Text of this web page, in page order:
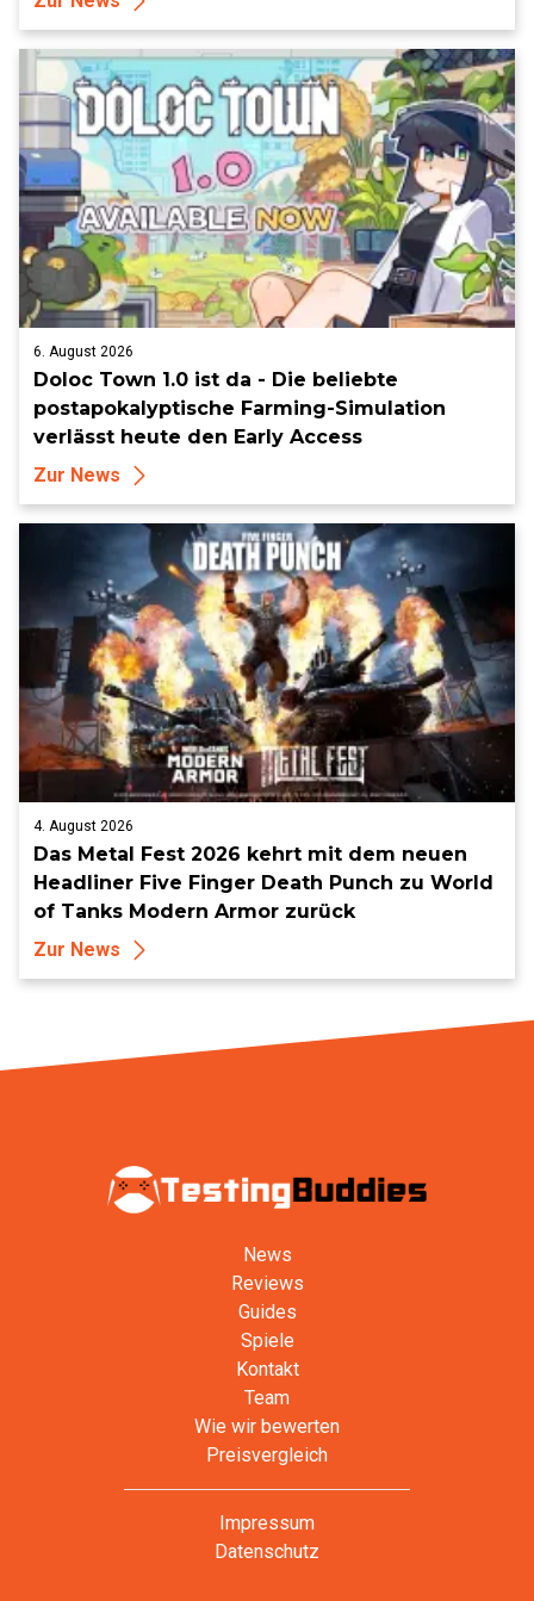
6. August 2026
Doloc Town 1.0 ist da - Die beliebte
postapokalyptische Farming-Simulation
verlässt heute den Early Access
Zur News
4. August 2026
Das Metal Fest 2026 kehrt mit dem neuen
Headliner Five Finger Death Punch zu World
of Tanks Modern Armor zurück
Zur News
News
Reviews
Guides
Spiele
Kontakt
Team
Wie wir bewerten
Preisvergleich
Impressum
Datenschutz